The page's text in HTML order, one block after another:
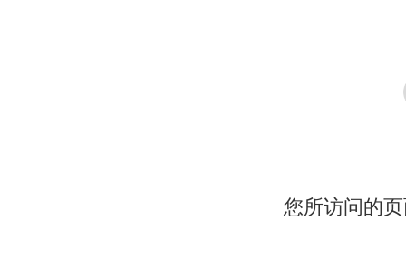
您所访问的